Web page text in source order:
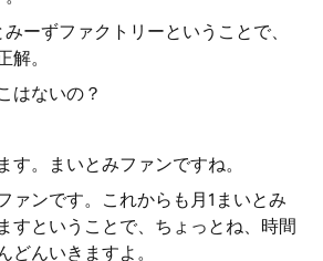
ーずファクトリーということで、
解。
はないの？
す。まいとみファンですね。
ァンです。これからも月1まいとみ
すということで、ちょっとね、時間
どんいきますよ。